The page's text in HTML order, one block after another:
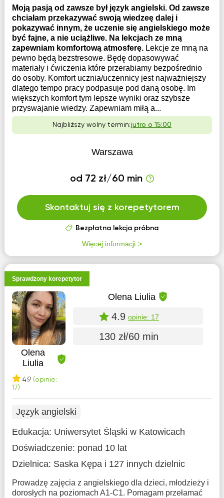
Moją pasją od zawsze był język angielski. Od zawsze
chciałam przekazywać swoją wiedzeę dalej i
pokazywać innym, że uczenie się angielskiego może
być fajne, a nie uciążliwe. Na lekcjach ze mną
zapewniam komfortową atmosferę. Lekcje ze mną na
pewno będą bezstresowe. Będę dopasowywać
materiały i ćwiczenia które przerabiamy bezpośrednio
do osoby. Komfort ucznia/uczennicy jest najważniejszy
dlatego tempo pracy podpasuje pod daną osobę. Im
większych komfort tym lepsze wyniki oraz szybsze
przyswajanie wiedzy. Zapewniam miłą a...
Najbliższy wolny termin:jutro o 15:00
Warszawa
od 72 zł/60 min
Skontaktuj się z korepetytorem
Bezpłatna lekcja próbna
Więcej informacji
Sprawdzony korepetytor
Olena
Liulia
4.9 (opinie:
17)
Olena Liulia
4.9 opinie: 17
130 zł/60 min
Język angielski
Edukacja: Uniwersytet Śląski w Katowicach
Doświadczenie: ponad 10 lat
Dzielnica: Saska Kępai 127 innych dzielnic
Prowadzę zajęcia z angielskiego dla dzieci, młodzieży i
dorosłych na poziomach A1-C1. Pomagam przełamać